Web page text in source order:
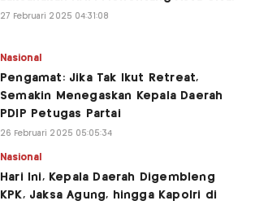
27 Februari 2025 04:31:08
Nasional
Pengamat: Jika Tak Ikut Retreat,
Semakin Menegaskan Kepala Daerah
PDIP Petugas Partai
26 Februari 2025 05:05:34
Nasional
Hari Ini, Kepala Daerah Digembleng
KPK, Jaksa Agung, hingga Kapolri di